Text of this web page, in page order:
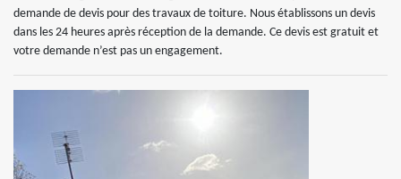
demande de devis pour des travaux de toiture. Nous établissons un devis
dans les 24 heures après réception de la demande. Ce devis est gratuit et
votre demande n’est pas un engagement.